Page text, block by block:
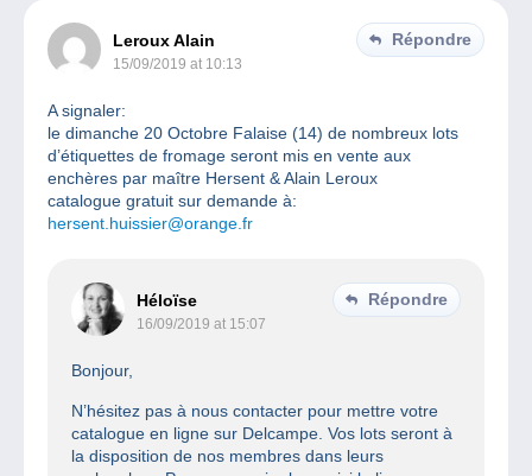
Leroux Alain
15/09/2019 at 10:13
Répondre
A signaler:
le dimanche 20 Octobre Falaise (14) de nombreux lots
d’étiquettes de fromage seront mis en vente aux
enchères par maître Hersent & Alain Leroux
catalogue gratuit sur demande à:
hersent.huissier@orange.fr
Héloïse
16/09/2019 at 15:07
Répondre
Bonjour,
N’hésitez pas à nous contacter pour mettre votre
catalogue en ligne sur Delcampe. Vos lots seront à
la disposition de nos membres dans leurs